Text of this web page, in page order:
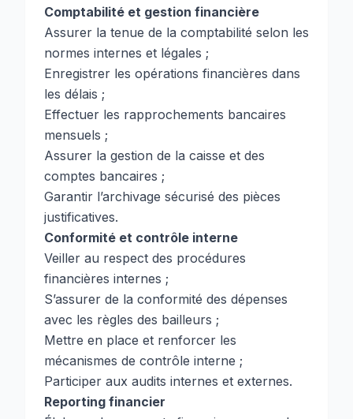
Comptabilité et gestion financière
Assurer la tenue de la comptabilité selon les
normes internes et légales ;
Enregistrer les opérations financières dans
les délais ;
Effectuer les rapprochements bancaires
mensuels ;
Assurer la gestion de la caisse et des
comptes bancaires ;
Garantir l’archivage sécurisé des pièces
justificatives.
Conformité et contrôle interne
Veiller au respect des procédures
financières internes ;
S’assurer de la conformité des dépenses
avec les règles des bailleurs ;
Mettre en place et renforcer les
mécanismes de contrôle interne ;
Participer aux audits internes et externes.
Reporting financier